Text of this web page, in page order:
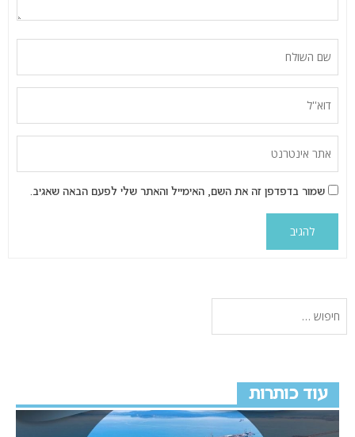
שמור בדפדפן זה את השם, האימייל והאתר שלי לפעם הבאה שאגיב.
עוד כותרות